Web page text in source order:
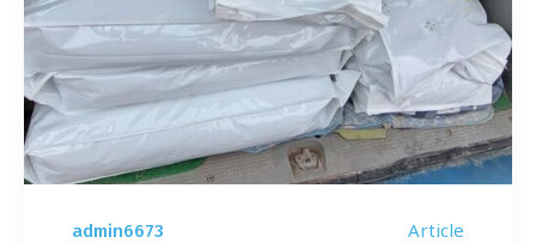
admin6673 Article